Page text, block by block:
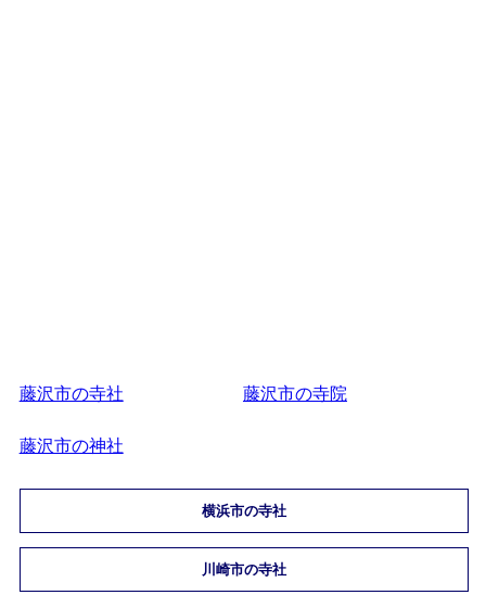
藤沢市の寺社 藤沢市の寺院
藤沢市の神社
横浜市の寺社
川崎市の寺社